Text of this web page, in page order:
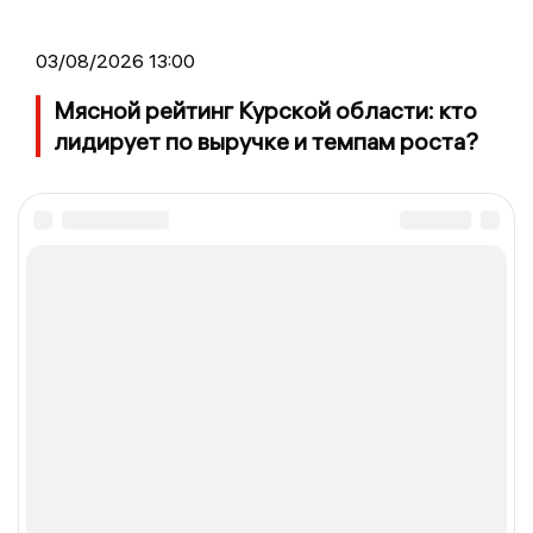
03/08/2026 13:00
Мясной рейтинг Курской области: кто
лидирует по выручке и темпам роста?